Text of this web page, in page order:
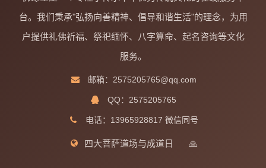
台。我们秉承"弘扬向善精神、倡导和谐生活"的理念，为用
户提供礼佛祈福、祭祀缅怀、八字算命、起名咨询等文化
服务。
邮箱：2575205765@qq.com
QQ：2575205765
电话：13965928817 微信同号
四大菩萨道场与成道日 🙏